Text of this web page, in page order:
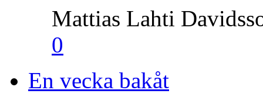
Mattias Lahti
0
En vecka bakåt